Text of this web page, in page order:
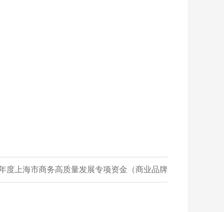
度上海市商务高质量发展专项资金（商业品牌